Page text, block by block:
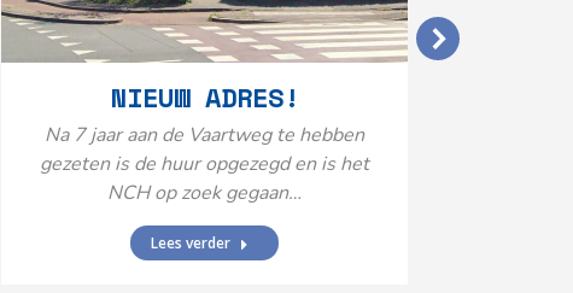
NIEUW ADRES!
Na 7 jaar aan de Vaartweg te hebben
gezeten is de huur opgezegd en is het
NCH op zoek gegaan…
Lees verder